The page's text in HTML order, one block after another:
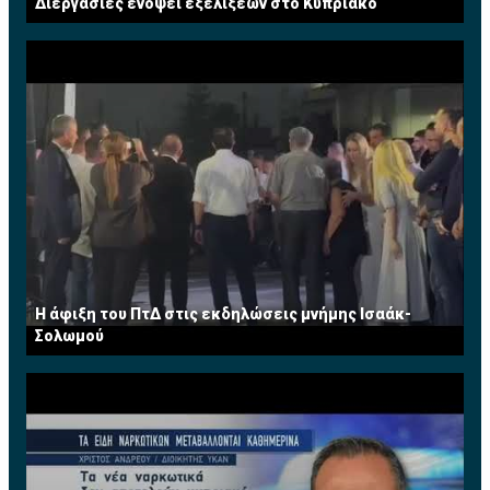
Διεργασίες ενόψει εξελίξεων στο Κυπριακό
Η άφιξη του ΠτΔ στις εκδηλώσεις μνήμης Ισαάκ-
Σολωμού